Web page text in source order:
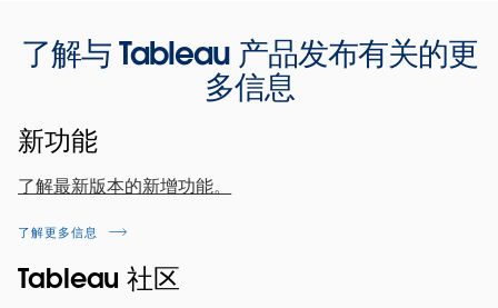
用。
为标题、窗格和单元格应用表格底纹，从而直观地
分解表格的各个部分并提高理解力。
使用富文本编辑器添加文本对象超链接，以此来提
供上下文并帮助受众进一步探索。
了解可用的格式选项。分隔线和边框的格式选项现
此处包含更多信息。
数据混合用户界面升级
数据混合是组合数据集的强大工具。我们对图标进行
了升级，以配合现有模式，并使数据混合与整体用户
表示，而潜在的链接字段则显示为斜线链接。请放
心，相关功能保持不变，点击一个斜线链接即可使用
该字段进行混合。
了解与 Tableau 产品发布有关的更
多信息
新功能
了解最新版本的新增功能。
了解更多信息
Tableau 社区